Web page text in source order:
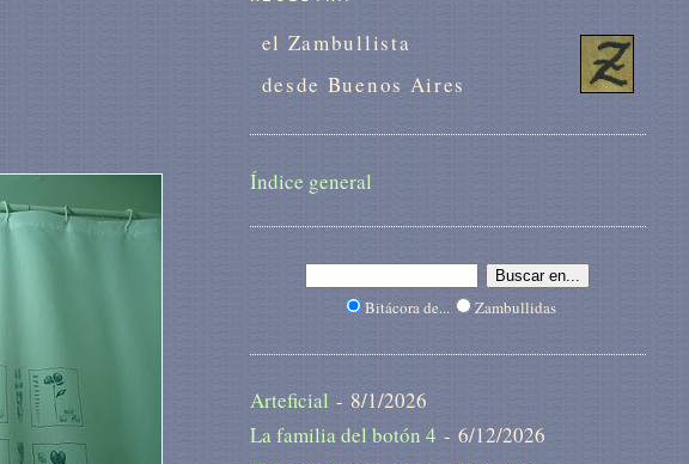
el Zambullista
desde Buenos Aires
Índice general
Bitácora de... Zambullidas
Arteficial - 8/1/2026
La familia del botón 4 - 6/12/2026